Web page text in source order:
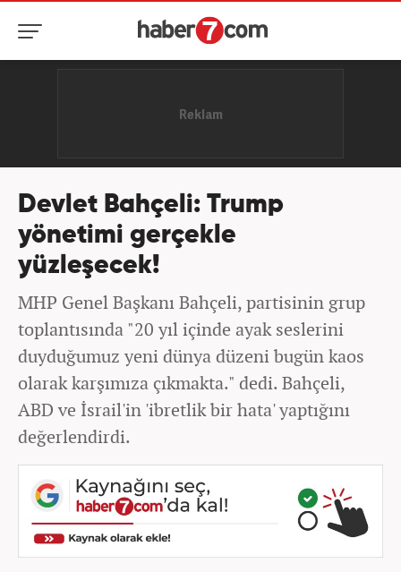
Devlet Bahçeli: Trump
yönetimi gerçekle
yüzleşecek!
MHP Genel Başkanı Bahçeli, partisinin grup
toplantısında "20 yıl içinde ayak seslerini
duyduğumuz yeni dünya düzeni bugün kaos
olarak karşımıza çıkmakta." dedi. Bahçeli,
ABD ve İsrail'in 'ibretlik bir hata' yaptığını
değerlendirdi.